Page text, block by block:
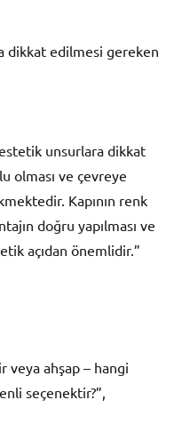
dikkat edilmesi gereken
estetik unsurlara dikkat
olması ve çevreye
Kapının renk
doğru yapılması ve
açıdan önemlidir.”
veya ahşap – hangi
seçenektir?”,